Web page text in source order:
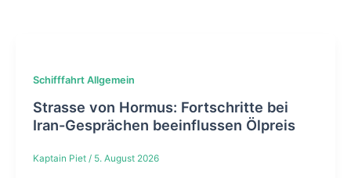
Schifffahrt Allgemein
Strasse von Hormus: Fortschritte bei
Iran-Gesprächen beeinflussen Ölpreis
Kaptain Piet / 5. August 2026